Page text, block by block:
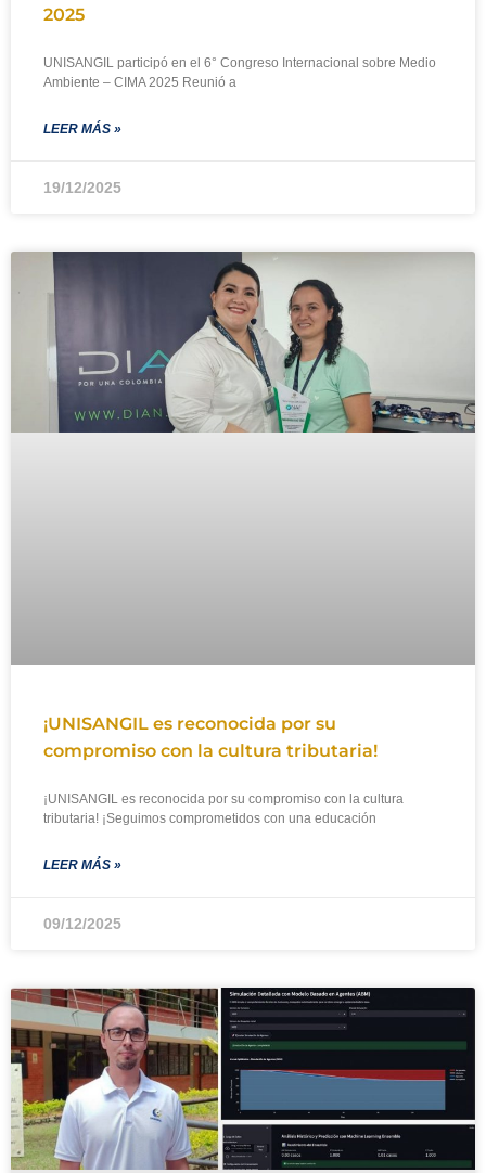
2025
UNISANGIL participó en el 6° Congreso Internacional sobre Medio
Ambiente – CIMA 2025 Reunió a
LEER MÁS »
19/12/2025
¡UNISANGIL es reconocida por su
compromiso con la cultura tributaria!
¡UNISANGIL es reconocida por su compromiso con la cultura
tributaria! ¡Seguimos comprometidos con una educación
LEER MÁS »
09/12/2025